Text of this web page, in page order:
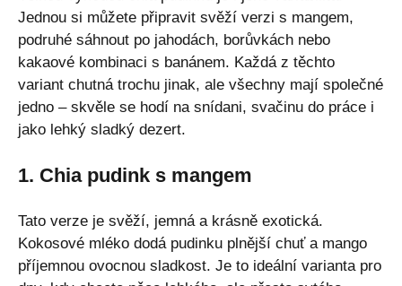
Jednou si můžete připravit svěží verzi s mangem,
podruhé sáhnout po jahodách, borůvkách nebo
kakaové kombinaci s banánem. Každá z těchto
variant chutná trochu jinak, ale všechny mají společné
jedno – skvěle se hodí na snídani, svačinu do práce i
jako lehký sladký dezert.
1. Chia pudink s mangem
Tato verze je svěží, jemná a krásně exotická.
Kokosové mléko dodá pudinku plnější chuť a mango
příjemnou ovocnou sladkost. Je to ideální varianta pro